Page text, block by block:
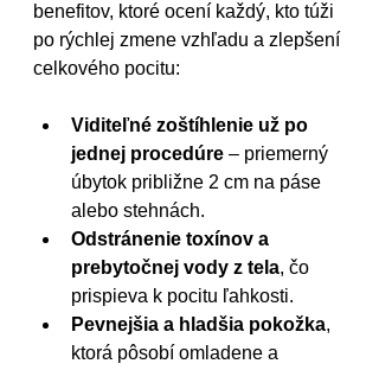
benefitov, ktoré ocení každý, kto túži
po rýchlej zmene vzhľadu a zlepšení
celkového pocitu:
Viditeľné zoštíhlenie už po
jednej procedúre – priemerný
úbytok približne 2 cm na páse
alebo stehnách.
Odstránenie toxínov a
prebytočnej vody z tela, čo
prispieva k pocitu ľahkosti.
Pevnejšia a hladšia pokožka,
ktorá pôsobí omladene a